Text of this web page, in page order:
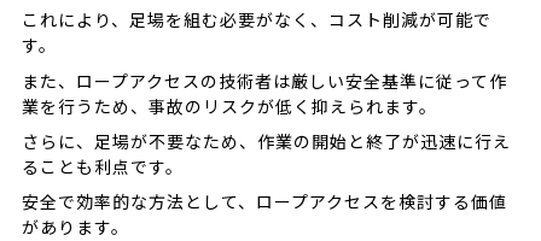
これにより、足場を組む必要がなく、コスト削減が可能で
す。
また、ロープアクセスの技術者は厳しい安全基準に従って作
業を行うため、事故のリスクが低く抑えられます。
さらに、足場が不要なため、作業の開始と終了が迅速に行え
ることも利点です。
安全で効率的な方法として、ロープアクセスを検討する価値
があります。